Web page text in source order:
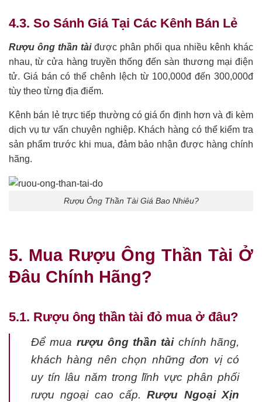
4.3. So Sánh Giá Tại Các Kênh Bán Lẻ
Rượu ông thần tàiđược phân phối qua nhiều kênh khác
nhau, từ cửa hàng truyền thống đến sàn thương mại điện
tử. Giá bán có thể chênh lệch từ 100,000đ đến 300,000đ
tùy theo từng địa điểm.
Kênh bán lẻ trực tiếp thường có giá ổn định hơn và đi kèm
dịch vụ tư vấn chuyên nghiệp. Khách hàng có thể kiểm tra
sản phẩm trước khi mua, đảm bảo nhận được hàng chính
hãng.
Rượu Ông Thần Tài Giá Bao Nhiêu?
5. Mua Rượu Ông Thần Tài Ở
Đâu Chính Hãng?
5.1. Rượu ông thần tài đỏ mua ở đâu?
Để mua rượu ông thần tàichính hãng,
khách hàng nên chọn những đơn vị có
uy tín lâu năm trong lĩnh vực phân phối
rượu ngoại cao cấp.Rượu Ngoại Xịn